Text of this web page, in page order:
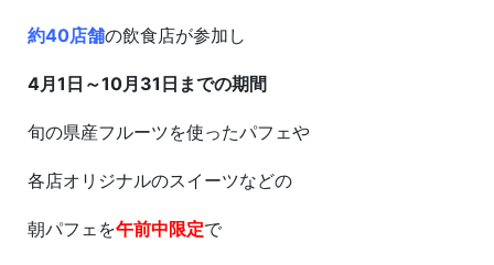
約40店舗の飲食店が参加し
4月1日～10月31日までの期間
旬の県産フルーツを使ったパフェや
各店オリジナルのスイーツなどの
朝パフェを午前中限定で